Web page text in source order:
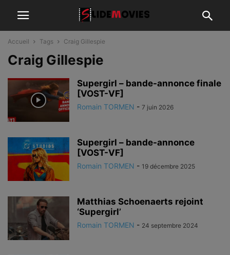
Accueil Tags Craig Gillespie
Craig Gillespie
Supergirl – bande-annonce finale
[VOST-VF]
Romain TORMEN - 7 juin 2026
Supergirl – bande-annonce
[VOST-VF]
Romain TORMEN - 19 décembre 2025
Matthias Schoenaerts rejoint
‘Supergirl’
Romain TORMEN - 24 septembre 2024